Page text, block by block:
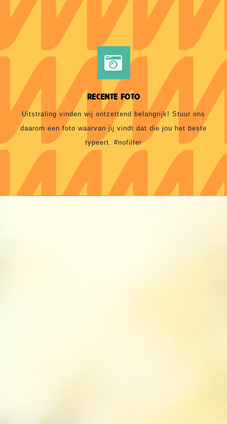
RECENTE FOTO
Uitstraling vinden wij ontzettend belangrijk! Stuur ons
daarom een foto waarvan jij vindt dat die jou het beste
typeert. #nofilter